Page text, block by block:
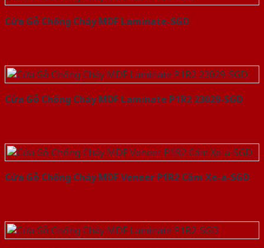
Cửa Gỗ Chống Cháy MDF Laminate-SGD
Cửa Gỗ Chống Cháy MDF Laminate P1R2 23029-SGD
Cửa Gỗ Chống Cháy MDF Veneer P1R2 Căm Xe-a-SGD